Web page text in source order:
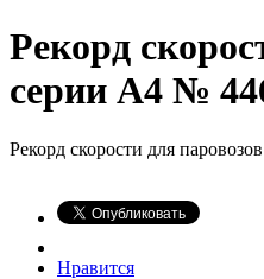
Рекорд
серии A4 №
Рекорд скорости для
Нравится